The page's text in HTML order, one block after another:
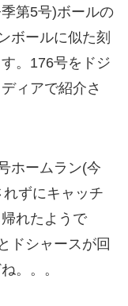
第5号)ボールの
ボールに似た刻
。176号をドジ
ィアで紹介さ
ホームラン(今
ずにキャッチ
れたようで
ドシャースが回
。。。